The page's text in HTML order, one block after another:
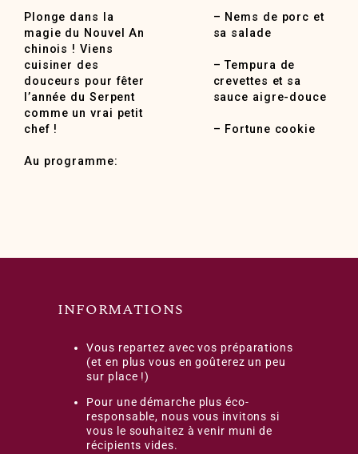
Plonge dans la
magie du Nouvel An
chinois ! Viens
cuisiner des
douceurs pour fêter
l’année du Serpent
comme un vrai petit
chef !
Au programme:
– Nems de porc et
sa salade
– Tempura de
crevettes et sa
sauce aigre-douce
– Fortune cookie
INFORMATIONS
Vous repartez avec vos préparations
(et en plus vous en goûterez un peu
sur place !)
Pour une démarche plus éco-
responsable, nous vous invitons si
vous le souhaitez à venir muni de
récipients vides.